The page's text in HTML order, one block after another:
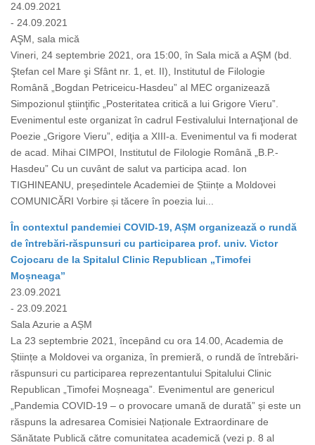
24.09.2021
- 24.09.2021
AŞM, sala mică
Vineri, 24 septembrie 2021, ora 15:00, în Sala mică a AŞM (bd.
Ştefan cel Mare şi Sfânt nr. 1, et. II), Institutul de Filologie
Română „Bogdan Petriceicu-Hasdeu” al MEC organizează
Simpozionul ştiinţific „Posteritatea critică a lui Grigore Vieru”.
Evenimentul este organizat în cadrul Festivalului Internaţional de
Poezie „Grigore Vieru”, ediţia a XIII-a. Evenimentul va fi moderat
de acad. Mihai CIMPOI, Institutul de Filologie Română „B.P.-
Hasdeu” Cu un cuvânt de salut va participa acad. Ion
TIGHINEANU, președintele Academiei de Științe a Moldovei
COMUNICĂRI Vorbire și tăcere în poezia lui...
În contextul pandemiei COVID-19, AȘM organizează o rundă
de întrebări-răspunsuri cu participarea prof. univ. Victor
Cojocaru de la Spitalul Clinic Republican „Timofei
Moșneaga”
23.09.2021
- 23.09.2021
Sala Azurie a AȘM
La 23 septembrie 2021, începând cu ora 14.00, Academia de
Științe a Moldovei va organiza, în premieră, o rundă de întrebări-
răspunsuri cu participarea reprezentantului Spitalului Clinic
Republican „Timofei Moșneaga”. Evenimentul are genericul
„Pandemia COVID-19 – o provocare umană de durată” și este un
răspuns la adresarea Comisiei Naționale Extraordinare de
Sănătate Publică către comunitatea academică (vezi p. 8 al